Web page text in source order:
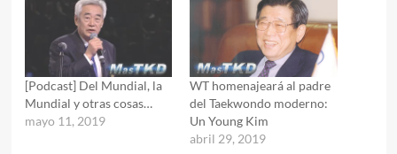
[Podcast] Del Mundial, la
Mundial y otras cosas…
mayo 11, 2019
WT homenajeará al padre
del Taekwondo moderno:
Un Young Kim
abril 29, 2019